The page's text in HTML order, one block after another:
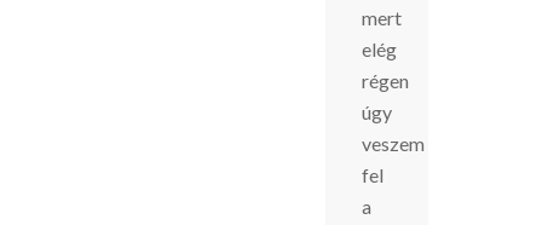
mert
elég
régen
úgy
veszem
fel
a